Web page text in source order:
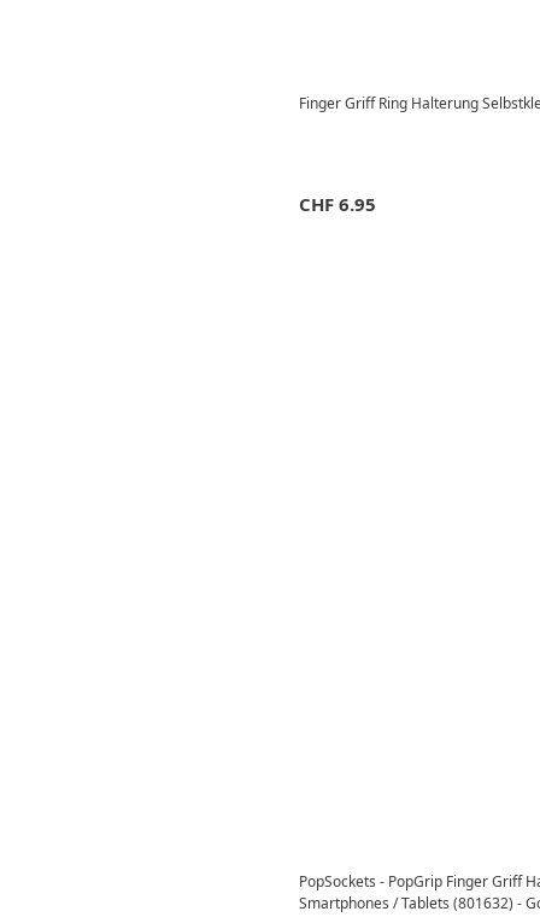
Finger Griff Ring Halterung
CHF 6.95
PopSockets - PopGrip Finger Griff
Smartphones / Tablets (801632) -